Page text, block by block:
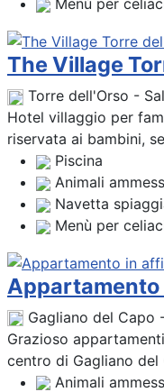
Menù per
The Village
Torre dell'Orso -
Hotel villaggio per
riservata ai bambini,
Piscina
Animali
Navetta
Menù per
Gagliano del Capo
Grazioso
centro di Gagliano del
Animali